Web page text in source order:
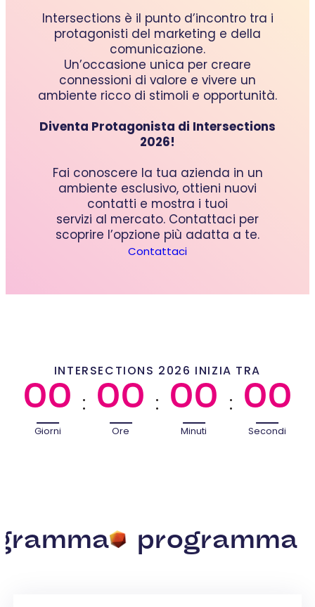
Intersections è il punto d’incontro tra i
protagonisti del marketing e della
comunicazione.
Un’occasione unica per creare
connessioni di valore e vivere un
ambiente ricco di stimoli e opportunità.
Diventa Protagonista di Intersections
2026!
Fai conoscere la tua azienda in un
ambiente esclusivo, ottieni nuovi
contatti e mostra i tuoi
servizi al mercato. Contattaci per
scoprire l’opzione più adatta a te.
Contattaci
INTERSECTIONS 2026 INIZIA TRA
00
Giorni
: 00
Ore
: 00
Minuti
: 00
Secondi
programma